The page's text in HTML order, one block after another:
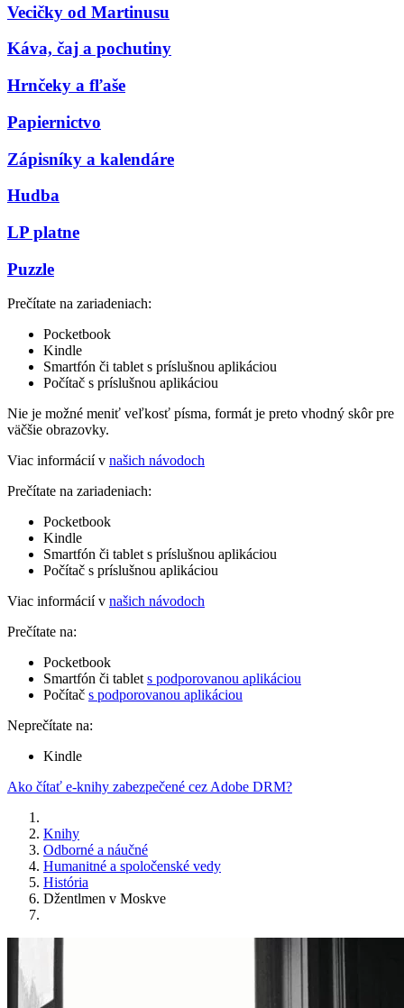
Vecičky od Martinusu
Káva, čaj a pochutiny
Hrnčeky a fľaše
Papiernictvo
Zápisníky a kalendáre
Hudba
LP platne
Puzzle
Prečítate na zariadeniach:
Pocketbook
Kindle
Smartfón či tablet s príslušnou aplikáciou
Počítač s príslušnou aplikáciou
Nie je možné meniť veľkosť písma, formát je preto vhodný skôr pre
väčšie obrazovky.
Viac informácií v našich návodoch
Prečítate na zariadeniach:
Pocketbook
Kindle
Smartfón či tablet s príslušnou aplikáciou
Počítač s príslušnou aplikáciou
Viac informácií v našich návodoch
Prečítate na:
Pocketbook
Smartfón či tablet s podporovanou aplikáciou
Počítač s podporovanou aplikáciou
Neprečítate na:
Kindle
Ako čítať e-knihy zabezpečené cez Adobe DRM?
Knihy
Odborné a náučné
Humanitné a spoločenské vedy
História
Džentlmen v Moskve